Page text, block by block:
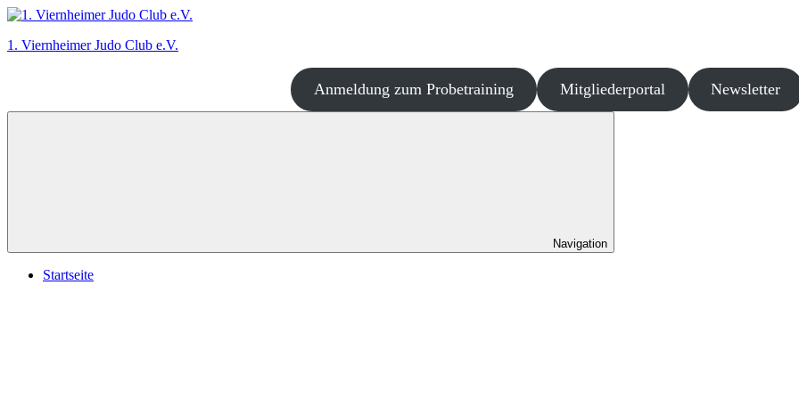
Zum
springen
1. Viernheimer Judo Club e.V.
Anmeldung zum Probetraining Mitgliederportal Newsletter
Navigation
Startseite